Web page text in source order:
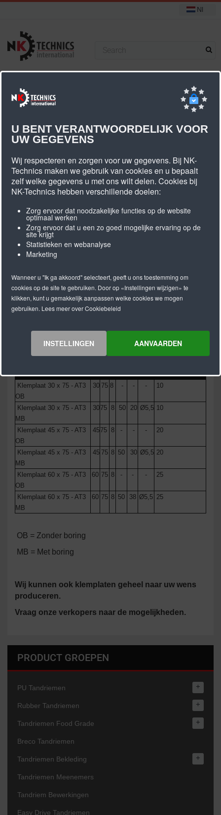
Nl
+31 (0) 314 393751
Klemplaat AT3
De standaard AT3 klemplaten zijn uit voorraad
leverbaar, ook is het mogelijk om AT3
klemplaten volgens uw specificatie/tekening te
produceren.
Vraag ons verkoopteam naar de mogelijkheden.
Stuur uw aanvraag naar
Klemplaat AT3 enkelzijdig
riembreedte
Klemplaat 30 x 75 - AT3
OB
30 75 8 - - - 10
Klemplaat 30 x 75 - AT3
MB
3075 8 50 20 Ø5,5 10
Klemplaat 45 x 75 - AT3
OB
4575 8 - - - 20
Klemplaat 45 x 75 - AT3
MB
45 75 8 50 30 Ø5,5 20
Klemplaat 60 x 75 - AT3
OB
60 75 8 - - - 25
Klemplaat 60 x 75 - AT3
MB
60 75 8 50 38 Ø5,5 25
OB = Zonder boring
MB = Met boring
Wij kunnen ook klemplaten geheel naar uw wens
produceren.
Vraag onze verkopers naar de mogelijkheden.
PRODUCT GROEPEN
PU Tandriemen +
Rubber Tandriemen +
Tandriemen Food Grade +
Breco Tandriemen
Tandriemen Bekleding +
Tandriemen Meenemers
Tandriem Bewerkingen
Easy Drive Tandriemen
U BENT VERANTWOORDELIJK VOOR
UW GEGEVENS
Wij respecteren en zorgen voor uw gegevens. Bij NK-
Technics maken we gebruik van cookies en u bepaalt
zelf welke gegevens u met ons wilt delen. Cookies bij
NK-Technics hebben verschillende doelen:
Zorg ervoor dat noodzakelijke functies op de website
optimaal werken
Zorg ervoor dat u een zo goed mogelijke ervaring op de
site krijgt
Statistieken en webanalyse
Marketing
Wanneer u "Ik ga akkoord" selecteert, geeft u ons toestemming om
cookies op de site te gebruiken. Door op «Instellingen wijzigen» te
klikken, kunt u gemakkelijk aanpassen welke cookies we mogen
gebruiken. Lees meer over Cookiebeleid
AANVAARDEN
INSTELLINGEN